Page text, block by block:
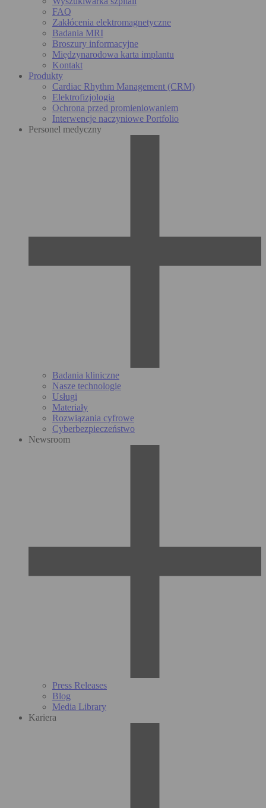
FAQ
Zakłócenia elektromagnetyczne
Badania MRI
Broszury informacyjne
Międzynarodowa karta implantu
Kontakt
Produkty
Cardiac Rhythm Management (CRM)
Elektrofizjologia
Ochrona przed promieniowaniem
Interwencje naczyniowe Portfolio
Personel medyczny
Badania kliniczne
Nasze technologie
Usługi
Materiały
Rozwiązania cyfrowe
Cyberbezpieczeństwo
Newsroom
Press Releases
Blog
Media Library
Kariera